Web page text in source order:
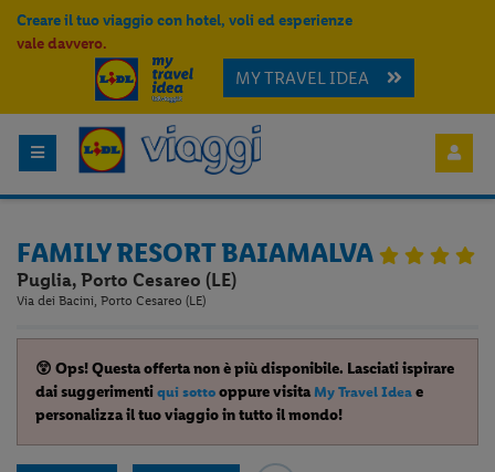
Creare il tuo viaggio con hotel, voli ed esperienze
vale davvero.
MY TRAVEL IDEA
FAMILY RESORT BAIAMALVA
Puglia, Porto Cesareo (LE)
Via dei Bacini, Porto Cesareo (LE)
😲 Ops! Questa offerta non è più disponibile. Lasciati ispirare
dai suggerimentiqui sotto oppure visita My Travel Idea e
personalizza il tuo viaggio in tutto il mondo!